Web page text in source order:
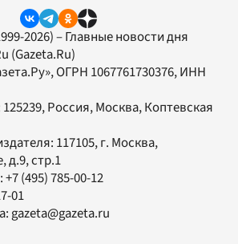
2026) – Главные новости дня
(Gazeta.Ru)
, ОГРН 1067761730376, ИНН
Россия, Москва, Коптевская
117105, г. Москва,
д.9, стр.1
+7 (495) 785-00-12
01
gazeta@gazeta.ru